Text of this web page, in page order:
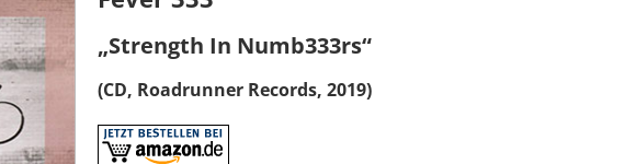
„Strength In Numb333rs“
(CD, Roadrunner Records, 2019)